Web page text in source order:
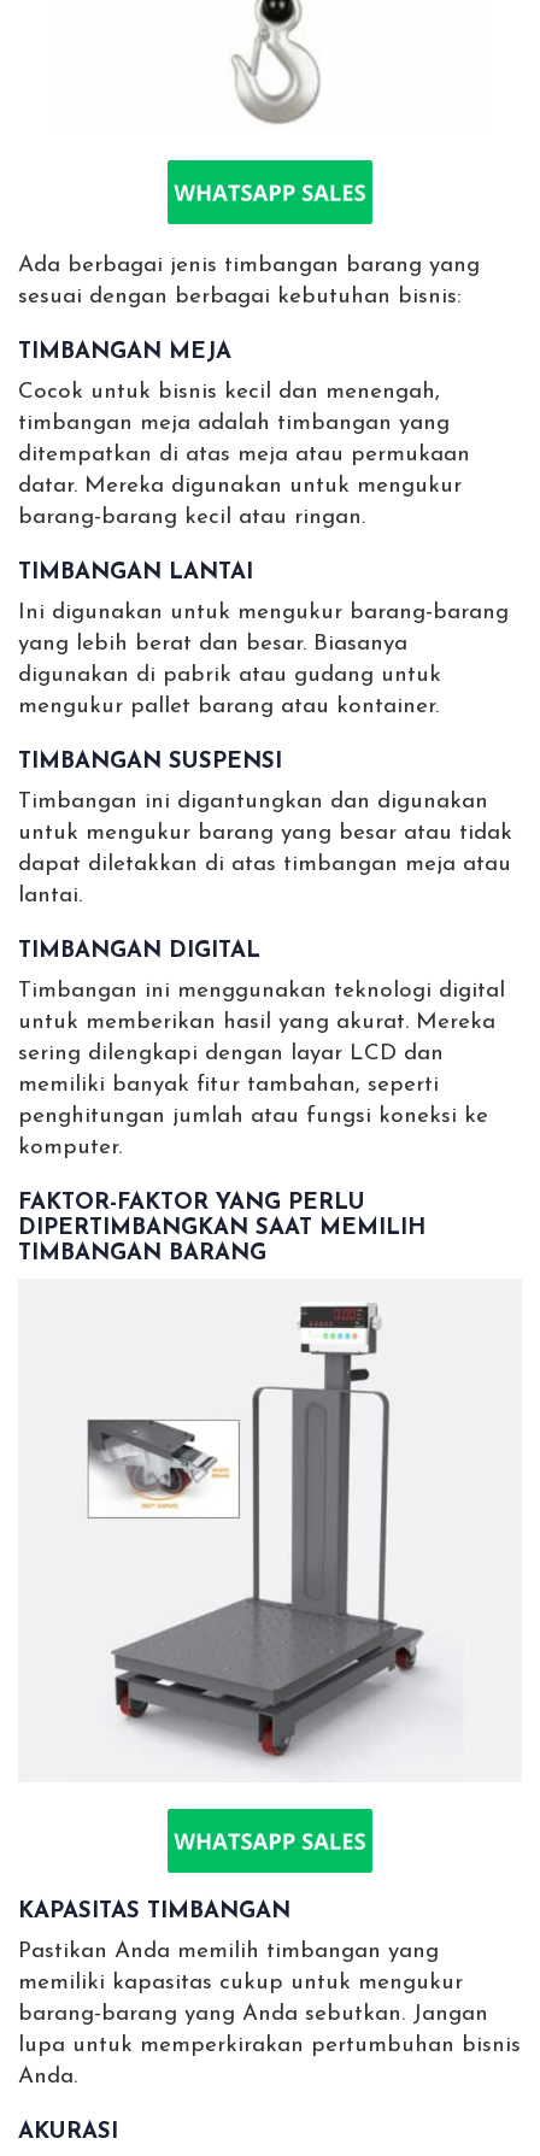
Ada berbagai jenis timbangan barang yang
sesuai dengan berbagai kebutuhan bisnis:
TIMBANGAN MEJA
Cocok untuk bisnis kecil dan menengah,
timbangan meja adalah timbangan yang
ditempatkan di atas meja atau permukaan
datar. Mereka digunakan untuk mengukur
barang-barang kecil atau ringan.
TIMBANGAN LANTAI
Ini digunakan untuk mengukur barang-barang
yang lebih berat dan besar. Biasanya
digunakan di pabrik atau gudang untuk
mengukur pallet barang atau kontainer.
TIMBANGAN SUSPENSI
Timbangan ini digantungkan dan digunakan
untuk mengukur barang yang besar atau tidak
dapat diletakkan di atas timbangan meja atau
lantai.
TIMBANGAN DIGITAL
Timbangan ini menggunakan teknologi digital
untuk memberikan hasil yang akurat. Mereka
sering dilengkapi dengan layar LCD dan
memiliki banyak fitur tambahan, seperti
penghitungan jumlah atau fungsi koneksi ke
komputer.
FAKTOR-FAKTOR YANG PERLU
DIPERTIMBANGKAN SAAT MEMILIH
TIMBANGAN BARANG
KAPASITAS TIMBANGAN
Pastikan Anda memilih timbangan yang
memiliki kapasitas cukup untuk mengukur
barang-barang yang Anda sebutkan. Jangan
lupa untuk memperkirakan pertumbuhan bisnis
Anda.
AKURASI